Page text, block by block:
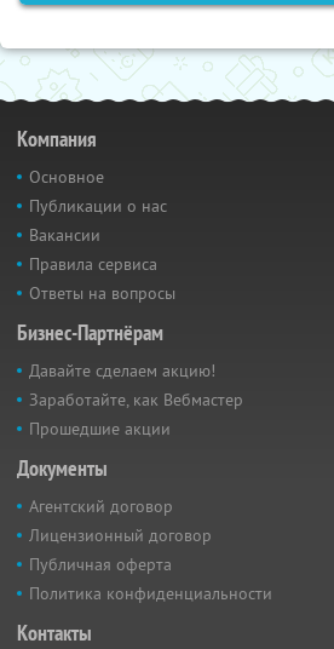
Компания
Основное
Публикации о нас
Вакансии
Правила сервиса
Ответы на вопросы
Бизнес-Партнёрам
Давайте сделаем акцию!
Заработайте, как Вебмастер
Прошедшие акции
Документы
Агентский договор
Лицензионный договор
Публичная оферта
Политика конфиденциальности
Контакты